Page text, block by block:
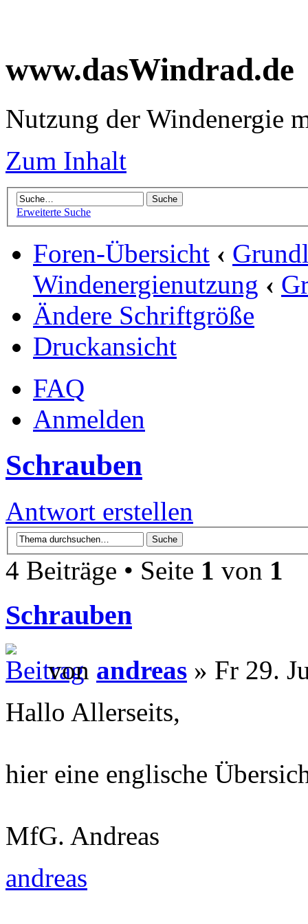
www.dasWindrad.de
Nutzung der Windenergie
Zum Inhalt
Erweiterte Suche
Foren-Übersicht ‹
Windenergienutzung ‹
Ändere Schriftgröße
Druckansicht
FAQ
Anmelden
Schrauben
Antwort erstellen
4 Beiträge • Seite 1 von 1
Schrauben
von andreas » Fr 29.
Hallo Allerseits,
hier eine englische
MfG. Andreas
andreas